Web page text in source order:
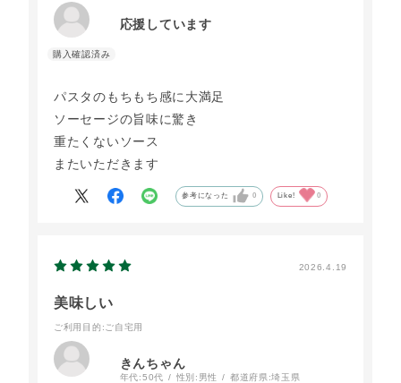
応援しています
パスタのもちもち感に大満足
ソーセージの旨味に驚き
重たくないソース
またいただきます
参考になった 0 Like! 0
2026.4.19
美味しい
ご利用目的 :ご自宅用
きんちゃん
年代:50代 性別: 男性 都道府県:埼玉県